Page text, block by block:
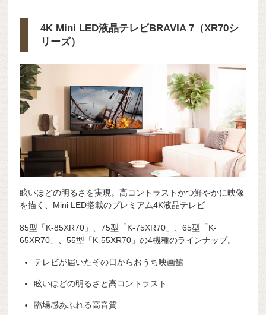
4K Mini LED液晶テレビBRAVIA 7（XR70シ
リーズ）
眩いほどの明るさを実現。高コントラストかつ鮮やかに映像
を描く、Mini LED搭載のプレミアム4K液晶テレビ
85型「K-85XR70」、75型「K-75XR70」、65型「K-
65XR70」、55型「K-55XR70」の4機種のラインナップ。
テレビが届いたその日からおうち映画館
眩いほどの明るさと高コントラスト
臨場感あふれる高音質